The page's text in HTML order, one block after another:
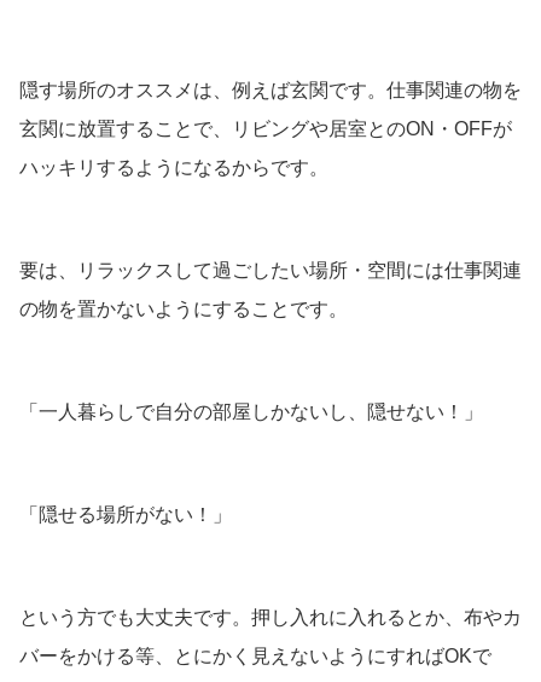
隠す場所のオススメは、例えば玄関です。仕事関連の物を
玄関に放置することで、リビングや居室とのON・OFFが
ハッキリするようになるからです。
要は、リラックスして過ごしたい場所・空間には仕事関連
の物を置かないようにすることです。
「一人暮らしで自分の部屋しかないし、隠せない！」
「隠せる場所がない！」
という方でも大丈夫です。押し入れに入れるとか、布やカ
バーをかける等、とにかく見えないようにすればOKで